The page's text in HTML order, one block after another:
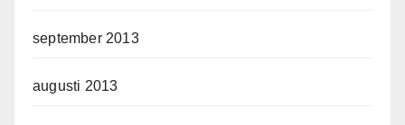
september 2013
augusti 2013